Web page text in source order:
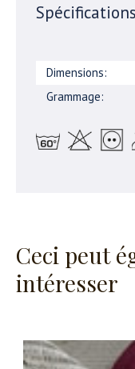
Dimensions:
Grammage:
Ceci peut
intéresser